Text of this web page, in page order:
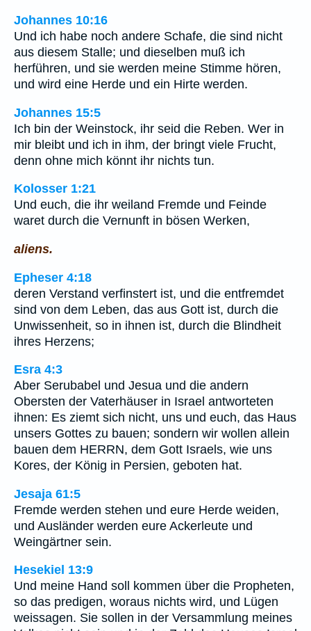
Johannes 10:16
Und ich habe noch andere Schafe, die sind nicht
aus diesem Stalle; und dieselben muß ich
herführen, und sie werden meine Stimme hören,
und wird eine Herde und ein Hirte werden.
Johannes 15:5
Ich bin der Weinstock, ihr seid die Reben. Wer in
mir bleibt und ich in ihm, der bringt viele Frucht,
denn ohne mich könnt ihr nichts tun.
Kolosser 1:21
Und euch, die ihr weiland Fremde und Feinde
waret durch die Vernunft in bösen Werken,
aliens.
Epheser 4:18
deren Verstand verfinstert ist, und die entfremdet
sind von dem Leben, das aus Gott ist, durch die
Unwissenheit, so in ihnen ist, durch die Blindheit
ihres Herzens;
Esra 4:3
Aber Serubabel und Jesua und die andern
Obersten der Vaterhäuser in Israel antworteten
ihnen: Es ziemt sich nicht, uns und euch, das Haus
unsers Gottes zu bauen; sondern wir wollen allein
bauen dem HERRN, dem Gott Israels, wie uns
Kores, der König in Persien, geboten hat.
Jesaja 61:5
Fremde werden stehen und eure Herde weiden,
und Ausländer werden eure Ackerleute und
Weingärtner sein.
Hesekiel 13:9
Und meine Hand soll kommen über die Propheten,
so das predigen, woraus nichts wird, und Lügen
weissagen. Sie sollen in der Versammlung meines